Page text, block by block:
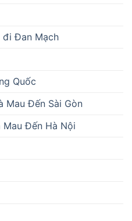
đi Đan Mạch
Quốc
Mau Đến Sài Gòn
Mau Đến Hà Nội